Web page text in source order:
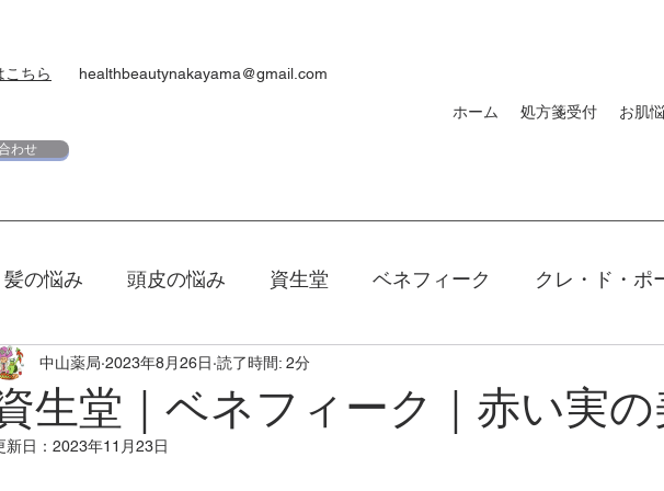
こちら healthbeautynakayama@gmail.com
わせ
ホーム 処方箋受付 お肌
髪の悩み 頭皮の悩み 資生堂 ベネフィーク クレ・ド・ポ
ア 下地 日焼け ｄプログラム
ル 夏 マキアージュ
生堂｜ベネフィーク｜赤い実
中山薬局 2023年8月26日 読了時間: 2分
新日： 2023年11月23日